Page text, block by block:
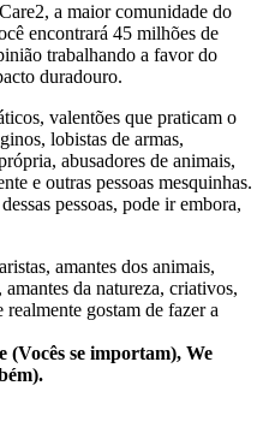
a maior comunidade do
encontrará 45 milhões de
trabalhando a favor do
duradouro.
valentões que praticam o
lobistas de armas,
abusadores de animais,
e outras pessoas mesquinhas.
pessoas, pode ir embora,
amantes dos animais,
da natureza, criativos,
realmente gostam de fazer a
(Vocês se importam), We